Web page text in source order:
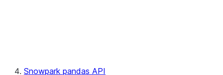
Snowpark pandas API